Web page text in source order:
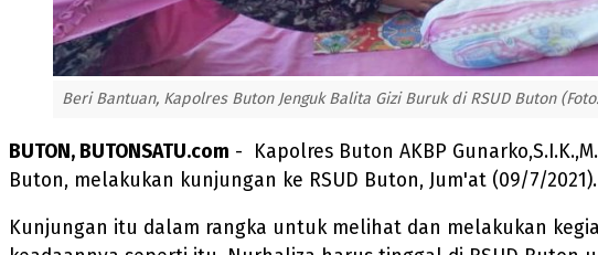
Beri Bantuan, Kapolres Buton Jenguk Balita Gizi Buruk di RSUD Buton
BUTON, BUTONSATU.com - Kapolres Buton AKBP
Buton, melakukan kunjungan ke RSUD Buton, Jum'at (09/7/2021).
Kunjungan itu dalam rangka untuk melihat dan melakukan